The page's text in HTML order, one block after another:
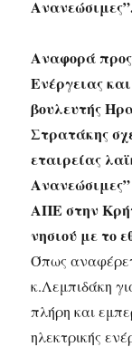
Αναφορά
Ενέργειας
βουλευτής
Στρατάκης
εταιρείας
ΑΠΕ στην
νησιού με το
Όπως
κ.Λεμπιδάκη
πλήρη και
ηλεκτρικής